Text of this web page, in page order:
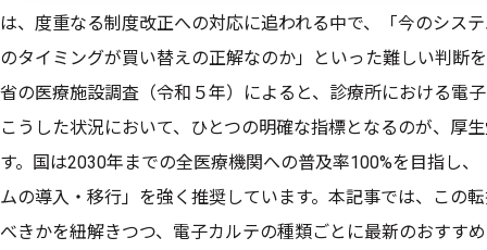
は、度重なる制度改正への対応に追われる中で、「今のシス
のタイミングが買い替えの正解なのか」といった難しい判断
省の医療施設調査（令和５年）によると、診療所における電
こうした状況において、ひとつの明確な指標となるのが、厚
す。国は2030年までの全医療機関への普及率100%を目指し
ムの導入・移行」を強く推奨しています。本記事では、この
べきかを紐解きつつ、電子カルテの種類ごとに最新のおすす